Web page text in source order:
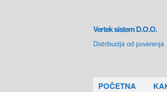
Skip to navigation
Skip to content
Vertek sistem D.O.O.
Distribucija od poverenja
POČETNA